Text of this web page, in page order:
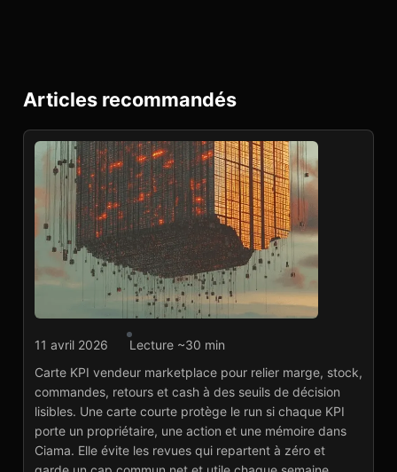
Articles recommandés
Agence marketplace
marketplace : la carte
complète pour décider
Lire l'article→
11 avril 2026
Lecture ~30 min
Carte KPI vendeur marketplace pour relier marge, stock,
commandes, retours et cash à des seuils de décision
lisibles. Une carte courte protège le run si chaque KPI
porte un propriétaire, une action et une mémoire dans
Ciama. Elle évite les revues qui repartent à zéro et